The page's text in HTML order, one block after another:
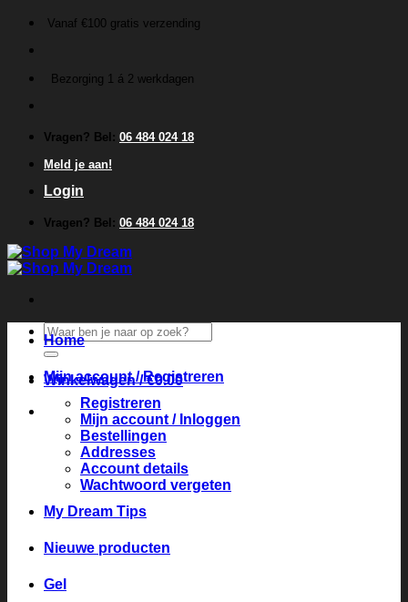
inhoud
Vanaf €100 gratis verzending
Bezorging 1 á 2 werkdagen
Vragen? Bel: 06 484 024 18
Meld je aan!
Login
Vragen? Bel: 06 484 024 18
Zoeken
naar:
Winkelwagen /€0.00
Home
Mijn account / Registreren
Registreren
Mijn account / Inloggen
Bestellingen
Addresses
Account details
Wachtwoord vergeten
My Dream Tips
Nieuwe producten
Gel